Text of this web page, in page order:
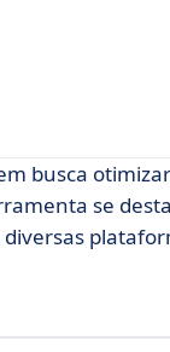
busca
se